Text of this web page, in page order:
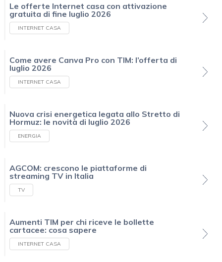
Le offerte Internet casa con attivazione
gratuita di fine luglio 2026
INTERNET CASA
Come avere Canva Pro con TIM: l’offerta di
luglio 2026
INTERNET CASA
Nuova crisi energetica legata allo Stretto di
Hormuz: le novità di luglio 2026
ENERGIA
AGCOM: crescono le piattaforme di
streaming TV in Italia
TV
Aumenti TIM per chi riceve le bollette
cartacee: cosa sapere
INTERNET CASA